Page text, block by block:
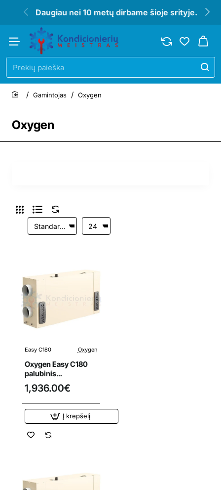
Daugiau nei 10 metų dirbame šioje srityje.
Prekių
paieška
Oxygen
home
Gamintojas Oxygen
Easy C180 Oxygen
Oxygen Easy C180
palubinis
rekuperatorius
1,936.00€
Į krepšelį